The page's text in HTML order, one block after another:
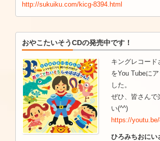
http://sukuiku.com/kicg-8394.html
おやこたいそうCDの発売中です！
キングレコード
をYou Tubeに
した。
ぜひ、皆さんで
い(^^)
https://
ひろみちおにい